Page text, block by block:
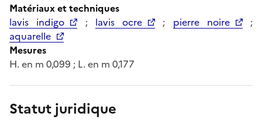
Matériaux et techniques
lavis indigo
; lavis ocre ; pierre noire
;
aquarelle
Mesures
H. en m 0,099 ; L. en m 0,177
Statut juridique